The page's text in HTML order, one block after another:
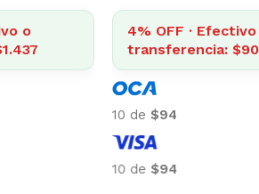
4% OFF · Efectivo o
transferencia: $1.437
$150
$150